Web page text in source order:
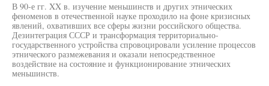
В 90-е гг. XX в. изучение меньшинств и других этнических
феноменов в отечественной науке проходило на фоне кризисных
явлений, охвативших все сферы жизни российского общества.
Дезинтеграция СССР и трансформация территориально-
государственного устройства спровоцировали усиление процессов
этнического размежевания и оказали непосредственное
воздействие на состояние и функционирование этнических
меньшинств.